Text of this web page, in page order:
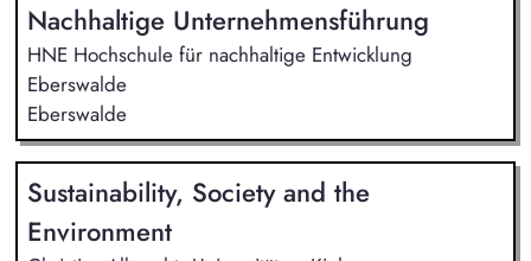
Nachhaltige Unternehmensführung
HNE Hochschule für nachhaltige Entwicklung
Eberswalde
Eberswalde
Sustainability, Society and the
Environment